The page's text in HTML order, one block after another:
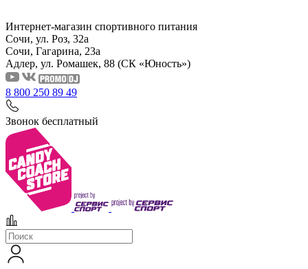
Интернет-магазин спортивного питания
Сочи, ул. Роз, 32а
Сочи, Гагарина, 23а
Адлер, ул. Ромашек, 88 (СК «Юность»)
8 800 250 89 49
Звонок бесплатный